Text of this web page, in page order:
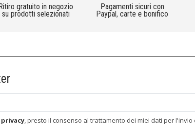
gratuito in negozio
su prodotti selezionati
Pagamenti sicuri con
Paypal, carte e bonifico
, presto il consenso al trattamento dei miei dati per l'invio